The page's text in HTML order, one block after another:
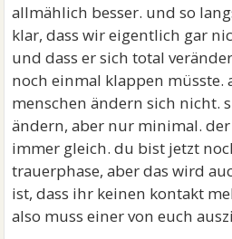
allmählich besser. und so
klar, dass wir eigentlich gar
und dass er sich total
noch einmal klappen müsste.
menschen ändern sich nicht.
ändern, aber nur minimal.
immer gleich. du bist jetzt
trauerphase, aber das wird
ist, dass ihr keinen kontakt
also muss einer von euch